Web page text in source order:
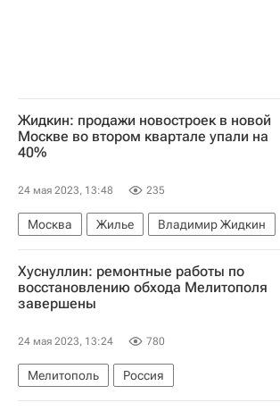
Жидкин: продажи новостроек в новой
Москве во втором квартале упали на
40%
24 мая 2023, 13:48 235
Москва Жилье
Владимир Жидкин
Новостройки
Сделки
Хуснуллин: ремонтные работы по
восстановлению обхода Мелитополя
завершены
24 мая 2023, 13:24 780
Мелитополь
Россия
Запорожская область
Марат Хуснуллин